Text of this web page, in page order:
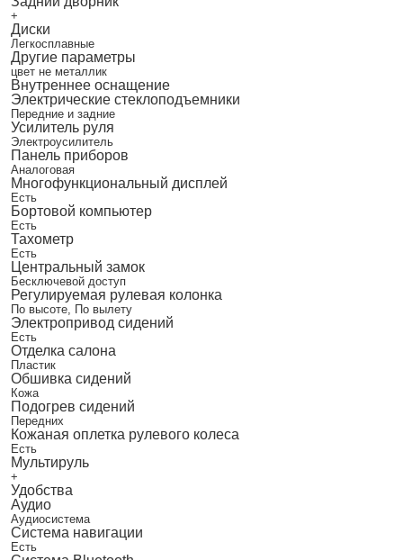
+
Диски
Легкосплавные
Другие параметры
цвет не металлик
Внутреннее оснащение
Электрические стеклоподъемники
Передние и задние
Усилитель руля
Электроусилитель
Панель приборов
Аналоговая
Многофункциональный дисплей
Есть
Бортовой компьютер
Есть
Тахометр
Есть
Центральный замок
Бесключевой доступ
Регулируемая рулевая колонка
По высоте, По вылету
Электропривод сидений
Есть
Отделка салона
Пластик
Обшивка сидений
Кожа
Подогрев сидений
Передних
Кожаная оплетка рулевого колеса
Есть
Мультируль
+
Удобства
Аудио
Аудиосистема
Система навигации
Есть